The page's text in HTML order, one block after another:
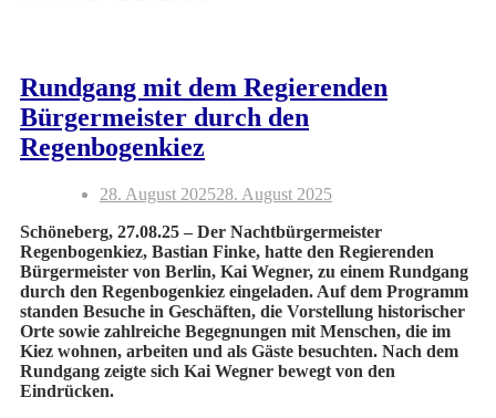
Rundgang mit dem Regierenden
Bürgermeister durch den
Regenbogenkiez
28. August 202528. August 2025
Schöneberg, 27.08.25 – Der Nachtbürgermeister
Regenbogenkiez, Bastian Finke, hatte den Regierenden
Bürgermeister von Berlin, Kai Wegner, zu einem Rundgang
durch den Regenbogenkiez eingeladen. Auf dem Programm
standen Besuche in Geschäften, die Vorstellung historischer
Orte sowie zahlreiche Begegnungen mit Menschen, die im
Kiez wohnen, arbeiten und als Gäste besuchten. Nach dem
Rundgang zeigte sich Kai Wegner bewegt von den
Eindrücken.